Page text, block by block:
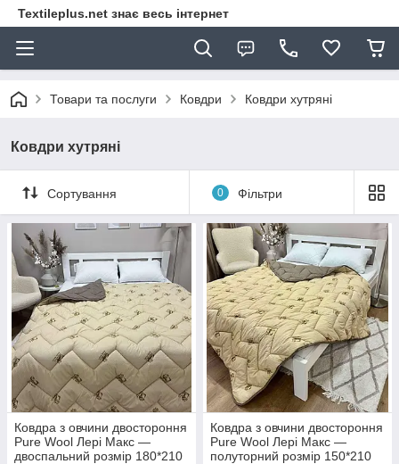
Textileplus.net знає весь інтернет
Товари та послуги Ковдри Ковдри хутряні
Ковдри хутряні
Сортування 0 Фільтри
Ковдра з овчини двостороння
Pure Wool Лері Макс —
двоспальний розмір 180*210
Ковдра з овчини двостороння
Pure Wool Лері Макс —
полуторний розмір 150*210